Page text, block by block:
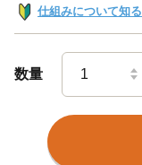
仕組みについて知る
数量